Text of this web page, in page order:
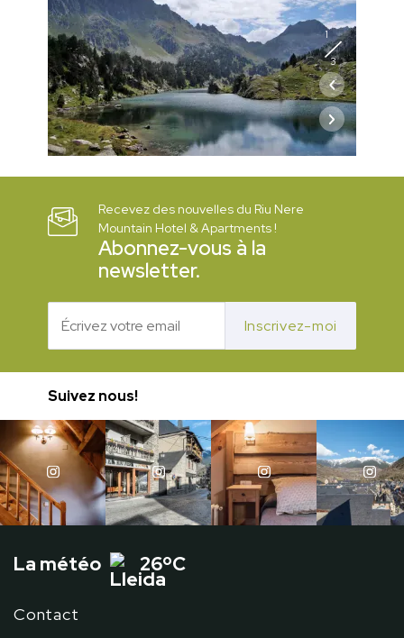
1
3
Recevez des nouvelles du Riu Nere
Mountain Hotel & Apartments !
Abonnez-vous à la
newsletter.
Inscrivez-moi
Suivez nous!
La météo 26ºC
Contact